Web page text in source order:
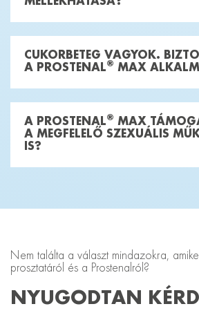
CUKORBETEG VAGYOK.
A PROSTENAL® MAX
A PROSTENAL® MAX
A MEGFELELŐ SZEXUÁLIS
IS?
Nem találta a választ mindazokra,
prosztatáról és a Prostenalról?
NYUGODTAN